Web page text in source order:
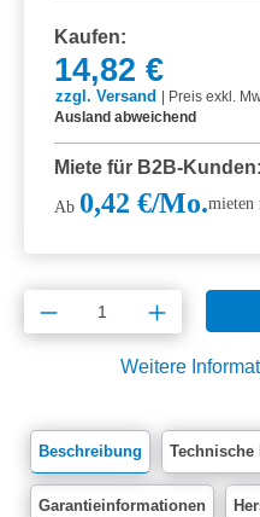
Kaufen:
14,82 €
zzgl. Versand
Preis exkl.
Ausland abweichend
Miete für B2B-Kunden:
Ab 0,42 €/Mo.mieten
Produkt Anzahl:
Weitere
Beschreibung Technische
Garantieinformationen